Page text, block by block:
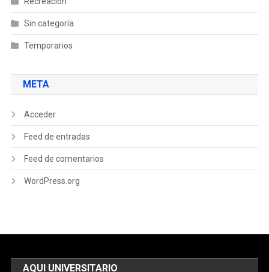
Sin categoría
Temporarios
META
Acceder
Feed de entradas
Feed de comentarios
WordPress.org
AQUI UNIVERSITARIO